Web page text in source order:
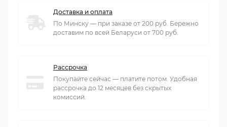
Доставка и оплата
По Минску — при заказе от 200 руб. Бережно
доставим по всей Беларуси от 700 руб.
Рассрочка
Покупайте сейчас — платите потом. Удобная
рассрочка до 12 месяцев без скрытых
комиссий.